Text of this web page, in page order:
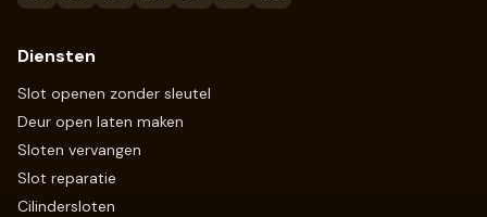
Diensten
Slot openen zonder sleutel
Deur open laten maken
Sloten vervangen
Slot reparatie
Cilindersloten